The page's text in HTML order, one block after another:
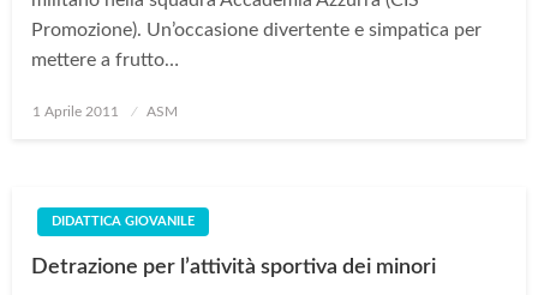
Promozione). Un’occasione divertente e simpatica per
mettere a frutto…
Posted
1 Aprile 2011 ASM
DIDATTICA GIOVANILE
Detrazione per l’attività sportiva dei minori